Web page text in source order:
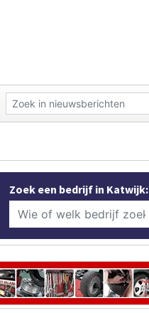
Zoek een bedrijf in Katwijk: